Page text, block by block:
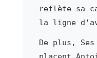
reflète sa
la ligne
De plus,